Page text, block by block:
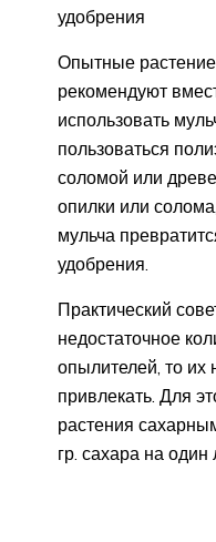
удобрения
Опытные
рекомендуют
использовать
пользоваться
соломой или
опилки или
мульча
удобрения.
Практический
недостаточное
опылителей, то их
привлекать. Для
растения
гр. сахара на один